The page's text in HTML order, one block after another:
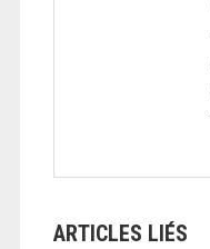
ARTICLES LIÉS